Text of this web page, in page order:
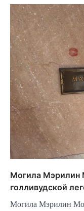
Могила Мэрилин
голливудской
Могила Мэрилин